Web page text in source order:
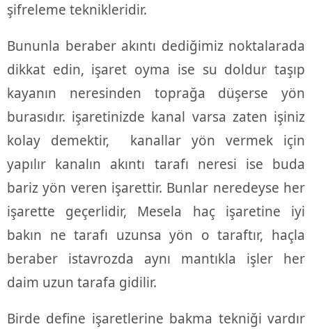
şifreleme teknikleridir.
Bununla beraber akıntı dediğimiz noktalarada
dikkat edin, işaret oyma ise su doldur taşıp
kayanın neresinden toprağa düşerse yön
burasıdır. işaretinizde kanal varsa zaten işiniz
kolay demektir, kanallar yön vermek için
yapılır kanalın akıntı tarafı neresi ise buda
bariz yön veren işarettir. Bunlar neredeyse her
işarette geçerlidir, Mesela haç işaretine iyi
bakın ne tarafı uzunsa yön o taraftır, haçla
beraber istavrozda aynı mantıkla işler her
daim uzun tarafa gidilir.
Birde define işaretlerine bakma tekniği vardır